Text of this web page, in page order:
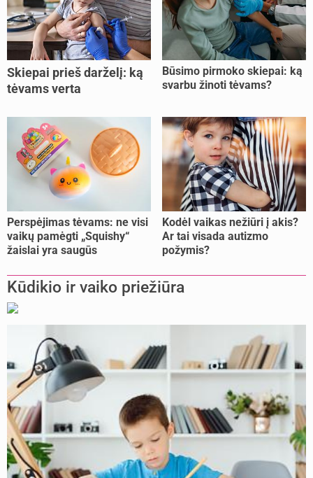
Skiepai prieš darželį: ką
tėvams verta
Būsimo pirmoko skiepai: ką
svarbu žinoti tėvams?
Perspėjimas tėvams: ne visi
vaikų pamėgti „Squishy“
žaislai yra saugūs
Kodėl vaikas nežiūri į akis?
Ar tai visada autizmo
požymis?
Kūdikio ir vaiko priežiūra